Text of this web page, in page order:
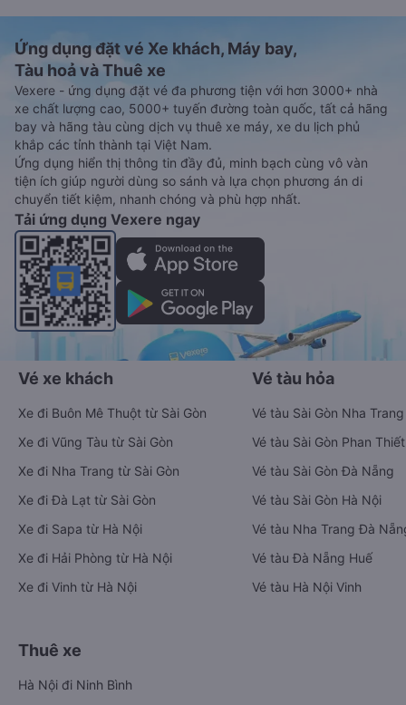
Ứng dụng đặt vé Xe khách, Máy bay,
Tàu hoả và Thuê xe
Vexere - ứng dụng đặt vé đa phương tiện với hơn 3000+ nhà
xe chất lượng cao, 5000+ tuyến đường toàn quốc, tất cả hãng
bay và hãng tàu cùng dịch vụ thuê xe máy, xe du lịch phủ
khắp các tỉnh thành tại Việt Nam.
Ứng dụng hiển thị thông tin đầy đủ, minh bạch cùng vô vàn
tiện ích giúp người dùng so sánh và lựa chọn phương án di
chuyển tiết kiệm, nhanh chóng và phù hợp nhất.
Tải ứng dụng Vexere ngay
Vé xe khách
Xe đi Buôn Mê Thuột từ Sài Gòn
Xe đi Vũng Tàu từ Sài Gòn
Xe đi Nha Trang từ Sài Gòn
Xe đi Đà Lạt từ Sài Gòn
Xe đi Sapa từ Hà Nội
Xe đi Hải Phòng từ Hà Nội
Xe đi Vinh từ Hà Nội
Vé tàu hỏa
Vé tàu Sài Gòn Nha Trang
Vé tàu Sài Gòn Phan Thiết
Vé tàu Sài Gòn Đà Nẵng
Vé tàu Sài Gòn Hà Nội
Vé tàu Nha Trang Đà
Vé tàu Đà Nẵng Huế
Vé tàu Hà Nội Vinh
Thuê xe
Hà Nội đi Ninh Bình